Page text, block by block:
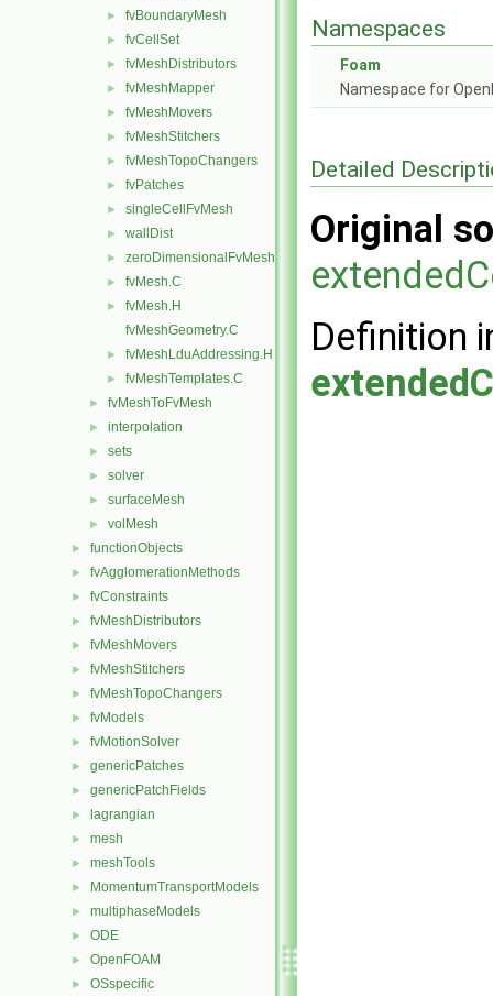
► fvBoundaryMesh
► fvCellSet
► fvMeshDistributors
► fvMeshMapper
► fvMeshMovers
► fvMeshStitchers
► fvMeshTopoChangers
► fvPatches
► singleCellFvMesh
► wallDist
► zeroDimensionalFvMesh
► fvMesh.C
►
fvMesh.H
fvMeshGeometry.C
► fvMeshLduAddressing.H
► fvMeshTemplates.C
► fvMeshToFvMesh
► interpolation
► sets
► solver
► surfaceMesh
► volMesh
► functionObjects
► fvAgglomerationMethods
► fvConstraints
► fvMeshDistributors
► fvMeshMovers
► fvMeshStitchers
► fvMeshTopoChangers
► fvModels
► fvMotionSolver
► genericPatches
► genericPatchFields
► lagrangian
► mesh
► meshTools
► MomentumTransportModels
► multiphaseModels
► ODE
► OpenFOAM
► OSspecific
Namespaces
Foam
Namespace for
Detailed
Original
Definition